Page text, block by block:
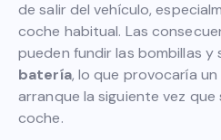
de salir del vehículo,
coche habitual. Las
pueden fundir las bombillas y
batería, lo que provocaría
arranque la siguiente vez que
coche.